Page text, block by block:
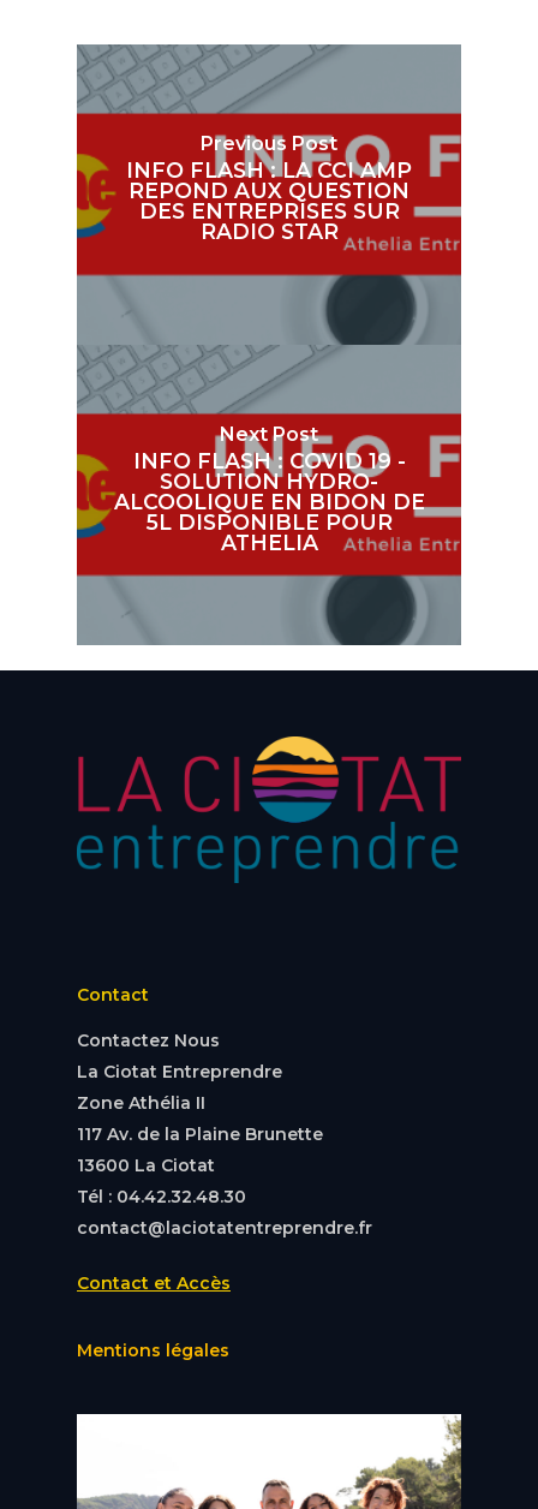
Previous Post
INFO FLASH : LA CCI AMP
REPOND AUX QUESTION
DES ENTREPRISES SUR
RADIO STAR
Next Post
INFO FLASH : COVID 19 -
SOLUTION HYDRO-
ALCOOLIQUE EN BIDON DE
5L DISPONIBLE POUR
ATHELIA
Contact
Contactez Nous
La Ciotat Entreprendre
Zone Athélia II
117 Av. de la Plaine Brunette
13600 La Ciotat
Tél : 04.42.32.48.30
contact@laciotatentreprendre.fr
Contact et Accès
Mentions légales